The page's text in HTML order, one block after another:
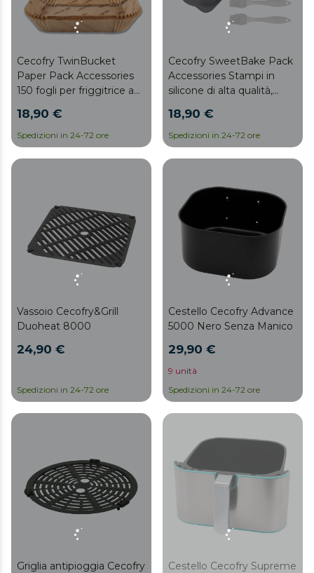
Cecofry TwinBucket
Paper Pack Accessories
150 fogli per friggitrice ad
con diverse friggitrici con
capacità da 4.5L ognuna.
Mantengono la friggitrice
ad aria pulita e priva di
e prolungandone la vita
18,90 €
Spedizioni in 24-72 ore
Cecofry SweetBake Pack
Accessories Stampi in
silicone di alta qualità,
e muffin, pennelli in
silicone e compatibili con
le friggitrici ad aria da 6 a
8L, con superficie
facile pulizia.
18,90 €
Spedizioni in 24-72 ore
Vassoio Cecofry&Grill
Duoheat 8000
24,90 €
Spedizioni in 24-72 ore
Cestello Cecofry Advance
5000 Nero Senza Manico
29,90 €
9 unità
Spedizioni in 24-72 ore
Griglia antipioggia Cecofry
Cestello Cecofry Supreme